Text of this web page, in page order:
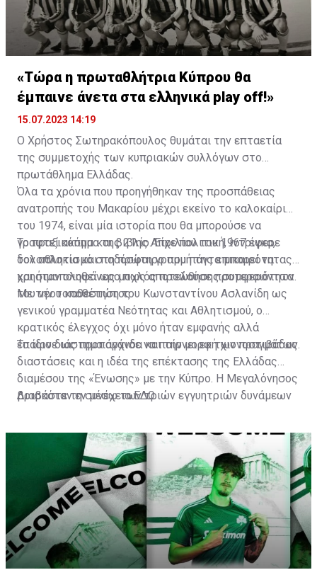
«Τώρα η πρωταθλήτρια Κύπρου θα
έμπαινε άνετα στα ελληνικά play off!»
15.07.2023 14:19
Ο Χρήστος Σωτηρακόπουλος θυμάται την επταετία
της συμμετοχής των κυπριακών συλλόγων στο
πρωτάθλημα Ελλάδας.
Όλα τα χρόνια που προηγήθηκαν της προσπάθειας
ανατροπής του Μακαρίου μέχρι εκείνο το καλοκαίρι
του 1974, είναι μία ιστορία που θα μπορούσε να
γραφτεί ακόμα και βιβλίο. Είχε πολιτική, ίντριγκα,
δολοπλοκία και ποδόσφαιρο που πάντα μπορεί να
χρησιμοποιηθεί ως μοχλός προώθησης συμφερόντων.
Το πραξικόπημα της 21ης Απριλίου του 1967 έφερε
τον αθλητισμό στη πρώτη γραμμή της επικαιρότητας
και ήταν ολοφάνερο πως αποτελούσε προτεραιότητα
του νέου καθεστώτος.
Με την τοποθέτηση του Κωνσταντίνου Ασλανίδη ως
γενικού γραμματέα Νεότητας και Αθλητισμού, ο
κρατικός έλεγχος όχι μόνο ήταν εμφανής αλλά
έπαιρνε ως προπαγάνδα και την μορφή χιονοστιβάδας.
Το ίδιο διάστημα άρχισε να παίρνει εκ των πραγμάτων
διαστάσεις και η ιδέα της επέκτασης της Ελλάδας
διαμέσου της «Ένωσης» με την Κύπρο. Η Μεγαλόνησος
βρισκόταν εν μέσω των τριών εγγυητριών δυνάμεων
σύμφωνα με την συνθήκη της Ζυρίχης, έπρεπε να
αποτελεί αποστρατικοποιημένη ζώνη.
Διαβάστε τη συνέχειαΕΔΩ